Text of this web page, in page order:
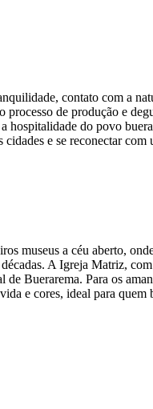
contato com a
de produção e
hospitalidade do povo
e se reconectar
museus a céu aberto,
A Igreja Matriz,
Buerarema. Para os
e cores, ideal para